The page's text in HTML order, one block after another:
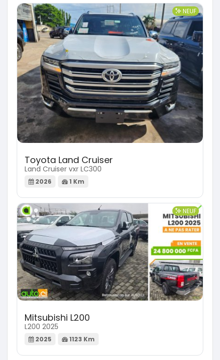
NEUF
Toyota Land Cruiser
Land Cruiser vxr LC300
2026 1 Km
NEUF
Mitsubishi L200
L200 2025
2025 1123 Km